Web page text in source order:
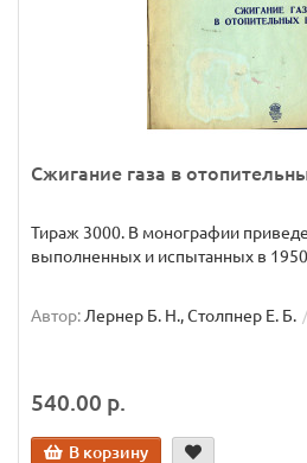
Сжигание газа в
Тираж 3000. В монографии
выполненных и испытанных в 1950-
Автор: Лернер Б. Н., Столпнер Е. Б.
540.00 р.
В корзину